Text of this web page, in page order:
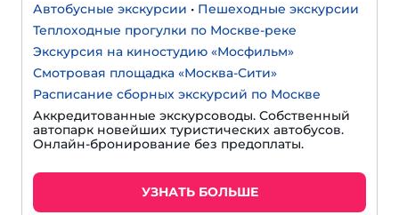
Автобусные экскурсии • Пешеходные экскурсии
Теплоходные прогулки по Москве-реке
Экскурсия на киностудию «Мосфильм»
Смотровая площадка «Москва-Сити»
Расписание сборных экскурсий по Москве
Аккредитованные экскурсоводы. Собственный
автопарк новейших туристических автобусов.
Онлайн-бронирование без предоплаты.
УЗНАТЬ БОЛЬШЕ